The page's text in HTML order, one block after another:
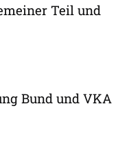
Teil und
Bund und VKA